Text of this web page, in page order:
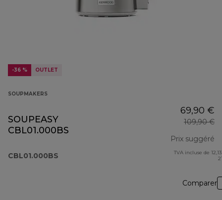
-36 % OUTLET
SOUPMAKERS
SOUPEASY
CBL01.000BS
CBL01.000BS
69,90 €
109,90 €
Prix suggéré
TVA incluse de
Comparer